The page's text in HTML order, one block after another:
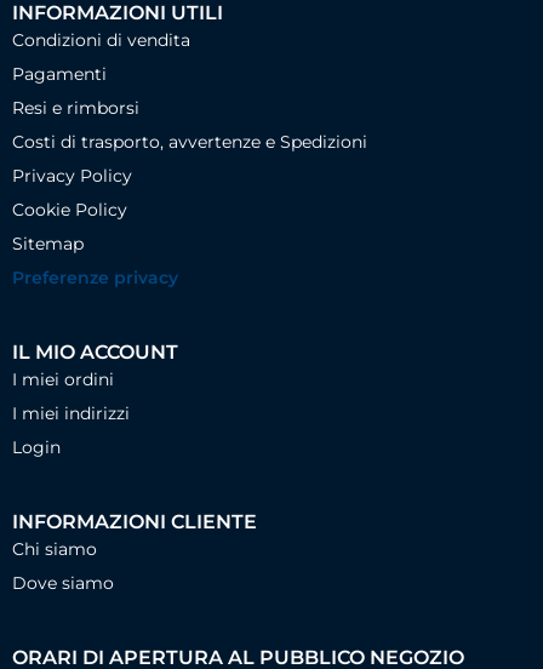
INFORMAZIONI UTILI
Condizioni di vendita
Pagamenti
Resi e rimborsi
Costi di trasporto, avvertenze e Spedizioni
Privacy Policy
Cookie Policy
Sitemap
Preferenze privacy
IL MIO ACCOUNT
I miei ordini
I miei indirizzi
Login
INFORMAZIONI CLIENTE
Chi siamo
Dove siamo
ORARI DI APERTURA AL PUBBLICO NEGOZIO